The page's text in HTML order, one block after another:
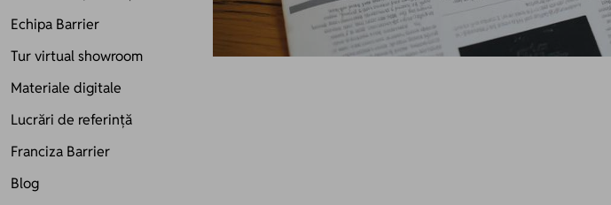
Echipa Barrier
Tur virtual showroom
Materiale digitale
Lucrări de referință
Franciza Barrier
Blog